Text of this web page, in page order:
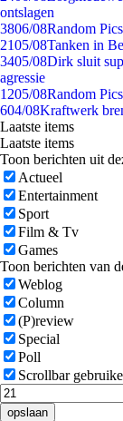
ontslagen
3806/08Random
2105/08Tanken in
3405/08Dirk sluit
agressie
1205/08Random
604/08Kraftwerk
Laatste items
Laatste items
Toon berichten uit
Actueel
Entertainment
Sport
Film & Tv
Games
Toon berichten van
Weblog
Column
(P)review
Special
Poll
Scrollbar
opslaan